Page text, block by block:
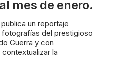
mes de enero.
un reportaje
del prestigioso
Guerra y con
la